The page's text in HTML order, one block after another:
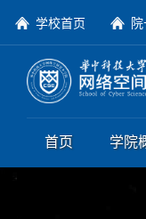
学校首页
首页 学院